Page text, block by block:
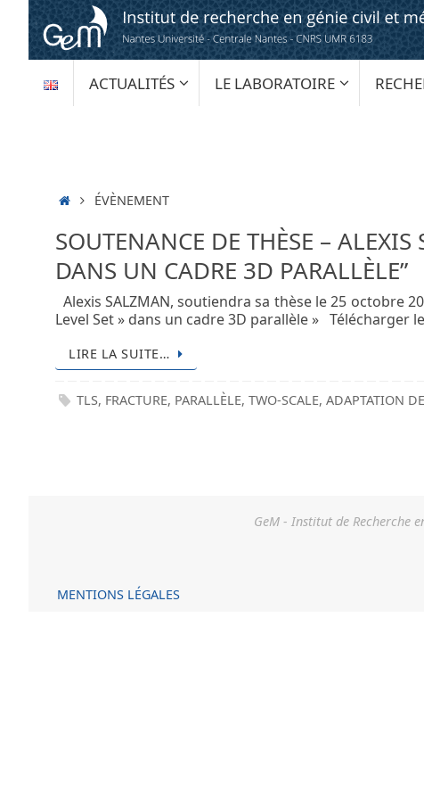
Passer
contenu
AU
CONTENU
ACTUALITÉS LE LABORATOIRE
ACCUEIL
ÉVÈNEMENT
SOUTENANCE DE THÈSE – ALEXIS
DANS UN CADRE 3D PARALLÈLE”
Alexis SALZMAN, soutiendra sa thèse le 25 octobre
Level Set » dans un cadre 3D parallèle » Télécharger
LIRE LA SUITE…
TLS, FRACTURE, PARALLÈLE,TWO-SCALE,ADAPTATION
GeM - Institut de Recherche
MENTIONS LÉGALES